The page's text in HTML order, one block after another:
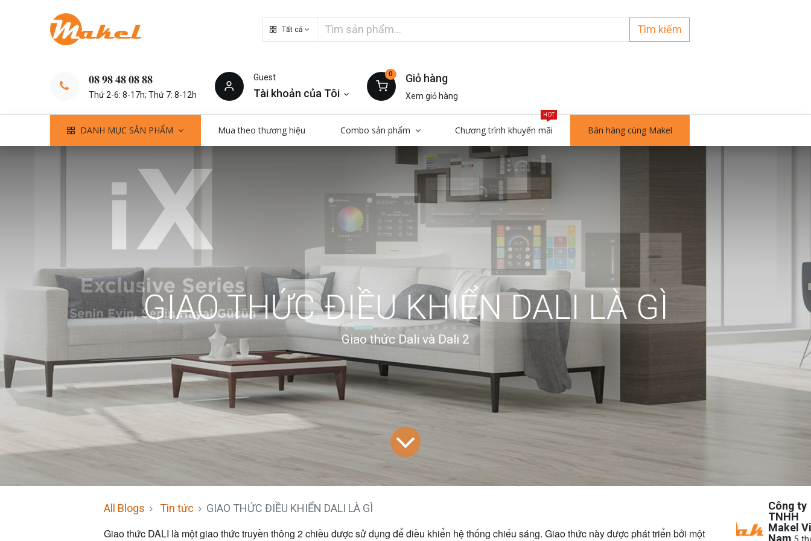
Tất cả Tìm kiếm
𝟎𝟖 𝟗𝟖 𝟒𝟖 𝟎𝟖 𝟖𝟖
Thứ 2-6: 8-17h; Thứ 7: 8-12h
Guest
Tài khoản của Tôi
0 Giỏ hàng
Xem giỏ hàng
DANH MỤC SẢN PHẨM Mua theo thương hiệu Combo sản phẩm Chương trình khuyến mãi
HOT
Bán hàng cùng Makel
GIAO THỨC ĐIỀU KHIỂN DALI LÀ GÌ
Giao thức Dali và Dali 2
All Blogs Tin tức GIAO THỨC ĐIỀU KHIỂN DALI LÀ GÌ
Giao thức DALI là một giao thức truyền thông 2 chiều được sử dụng để điều khiển hệ thống chiếu sáng. Giao thức này được phát triển bởi một
Công ty
TNHH
Makel
Nam